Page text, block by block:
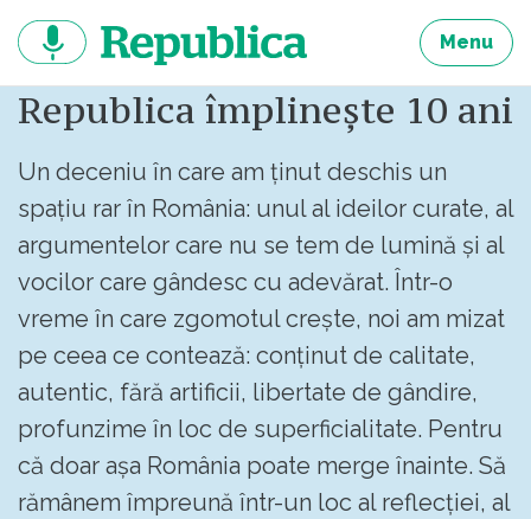
continut
Menu
Republica împlinește 10 ani
Un deceniu în care am ținut deschis un
spațiu rar în România: unul al ideilor curate, al
argumentelor care nu se tem de lumină și al
vocilor care gândesc cu adevărat. Într-o
vreme în care zgomotul crește, noi am mizat
pe ceea ce contează: conținut de calitate,
autentic, fără artificii, libertate de gândire,
profunzime în loc de superficialitate. Pentru
că doar așa România poate merge înainte. Să
rămânem împreună într-un loc al reflecției, al